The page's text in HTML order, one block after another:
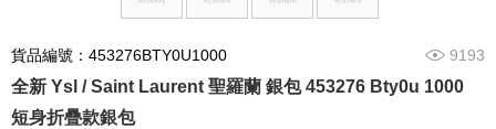
貨品編號：453276BTY0U1000 9193
全新 Ysl / Saint Laurent 聖羅蘭 銀包 453276 Bty0u 1000
短身折疊款銀包